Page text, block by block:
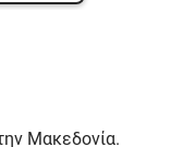
Μακεδονία.